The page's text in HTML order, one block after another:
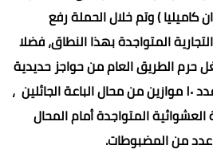
) وتم خلال الحملة رفع
المتواجدة بهذا النطاق، فضلا
حرم الطريق العام من حواجز حديدية
وكتل خرسانية، ومصادرة عدد ١٠ موازين من محال الباعة الجائلين ،
العشوائية المتواجدة أمام المحال
عدد من المضبوطات.